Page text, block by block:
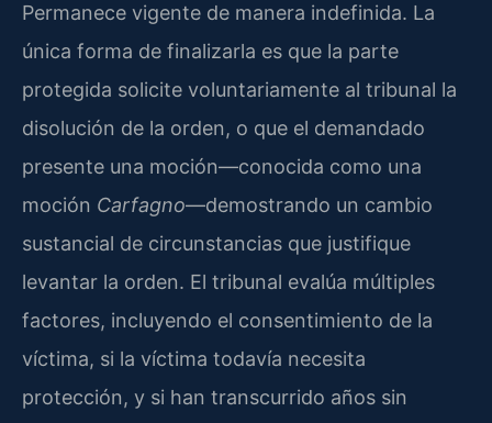
Permanece vigente de manera indefinida. La
única forma de finalizarla es que la parte
protegida solicite voluntariamente al tribunal la
disolución de la orden, o que el demandado
presente una moción—conocida como una
moción Carfagno—demostrando un cambio
sustancial de circunstancias que justifique
levantar la orden. El tribunal evalúa múltiples
factores, incluyendo el consentimiento de la
víctima, si la víctima todavía necesita
protección, y si han transcurrido años sin